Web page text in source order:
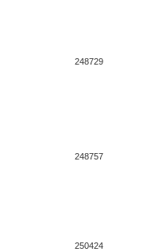
248729
248757
250424